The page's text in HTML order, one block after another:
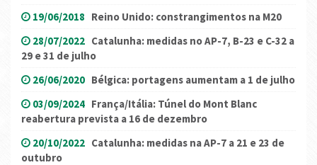
19/06/2018 Reino Unido: constrangimentos na M20
28/07/2022 Catalunha: medidas no AP-7, B-23 e C-32 a
29 e 31 de julho
26/06/2020 Bélgica: portagens aumentam a 1 de julho
03/09/2024 França/Itália: Túnel do Mont Blanc
reabertura prevista a 16 de dezembro
20/10/2022 Catalunha: medidas na AP-7 a 21 e 23 de
outubro